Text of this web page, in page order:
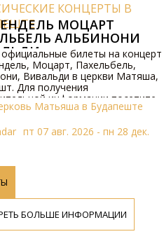
КОНЦЕРТЫ В
МОЦАРТ
АЛЬБИНОНИ
билеты на концерт
Моцарт, Пахельбель,
Вивальди в церкви Матяша,
Для получения
информации посетите
Матьяша в Будапеште
пт 07 авг. 2026 - пн 28 дек.
БОЛЬШЕ ИНФОРМАЦИИ